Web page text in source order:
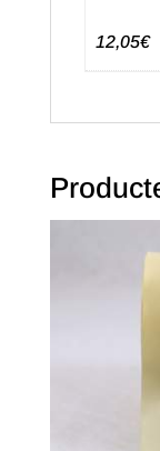
12,05€